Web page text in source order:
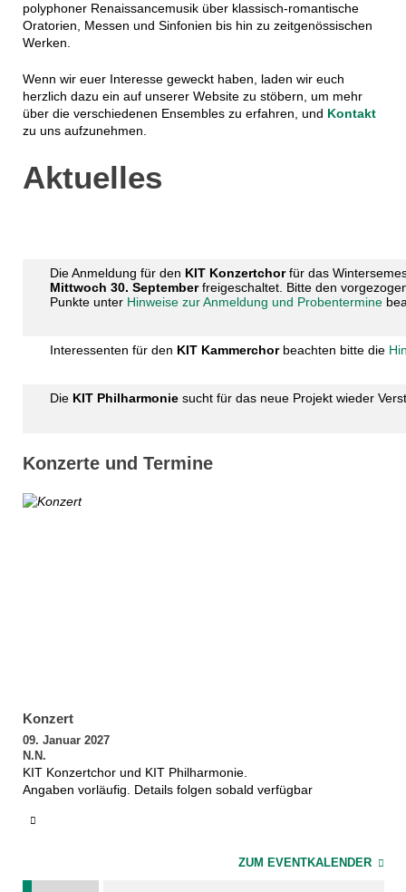
polyphoner Renaissancemusik über klassisch-romantische
Oratorien, Messen und Sinfonien bis hin zu zeitgenössischen
Werken.
Wenn wir euer Interesse geweckt haben, laden wir euch
herzlich dazu ein auf unserer Website zu stöbern, um mehr
über die verschiedenen Ensembles zu erfahren, und Kontakt
zu uns aufzunehmen.
Aktuelles
Die Anmeldung für den KIT Konzertchorfür das
Mittwoch 30. Septemberfreigeschaltet. Bitte den
Punkte unter Hinweise zur Anmeldung und Probentermine
Interessenten für den KIT Kammerchorbeachten bitte die
Die KIT Philharmoniesucht für das neue Projekt wieder
Konzerte und Termine
Konzert
09. Januar 2027
N.N.
KIT Konzertchor und KIT Philharmonie.
Angaben vorläufig. Details folgen sobald verfügbar
ZUM EVENTKALENDER